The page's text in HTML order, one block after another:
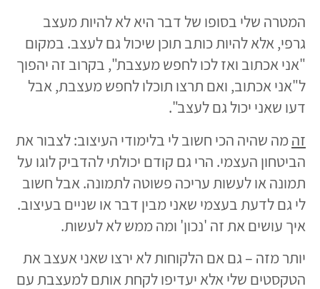
המטרה שלי בסופו של דבר היא לא להיות מעצב
גרפי, אלא להיות כותב תוכן שיכול גם לעצב. במקום
"אני אכתוב ואז לכו לחפש מעצבת", בקרוב זה יהפוך
ל"אני אכתוב, ואם תרצו תוכלו לחפש מעצבת, אבל
דעו שאני יכול גם לעצב".
זהמה שהיה הכי חשוב לי בלימודי העיצוב: לצבור את
הביטחון העצמי. הרי גם קודם יכולתי להדביק לוגו על
תמונה או לעשות עריכה פשוטה לתמונה. אבל חשוב
לי גם לדעת בעצמי שאני מבין דבר או שניים בעיצוב.
איך עושים את זה 'נכון' ומה ממש לא לעשות.
יותר מזה – גם אם הלקוחות לא ירצו שאני אעצב את
הטקסטים שלי אלא יעדיפו לקחת אותם למעצבת עם